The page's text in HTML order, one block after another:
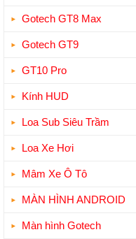
Gotech GT8 Max
Gotech GT9
GT10 Pro
Kính HUD
Loa Sub Siêu Trầm
Loa Xe Hơi
Mâm Xe Ô Tô
MÀN HÌNH ANDROID
Màn hình Gotech